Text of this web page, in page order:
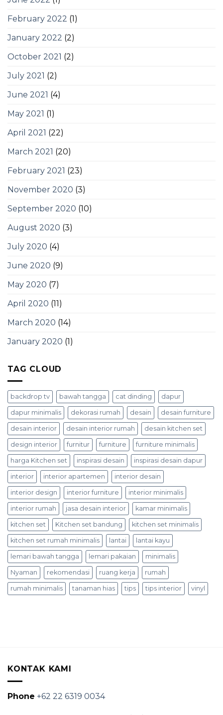
February 2022 (1)
January 2022 (2)
October 2021 (2)
July 2021 (2)
June 2021 (4)
May 2021 (1)
April 2021 (22)
March 2021 (20)
February 2021 (23)
November 2020 (3)
September 2020 (10)
August 2020 (3)
July 2020 (4)
June 2020 (9)
May 2020 (7)
April 2020 (11)
March 2020 (14)
January 2020 (1)
TAG CLOUD
backdrop tv bawah tangga cat dinding dapur
dapur minimalis dekorasi rumah desain desain furniture
desain interior desain interior rumah desain kitchen set
design interior furnitur furniture furniture minimalis
harga Kitchen set inspirasi desain inspirasi desain dapur
interior interior apartemen interior desain
interior design interior furniture interior minimalis
interior rumah jasa desain interior kamar minimalis
kitchen set Kitchen set bandung kitchen set minimalis
kitchen set rumah minimalis lantai lantai kayu
lemari bawah tangga lemari pakaian minimalis
Nyaman rekomendasi ruang kerja rumah
rumah minimalis tanaman hias tips tips interior vinyl
KONTAK KAMI
Phone +62 22 6319 0034